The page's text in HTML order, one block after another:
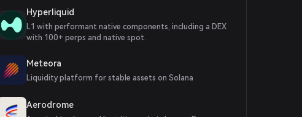
Hyperliquid
L1 with performant native components, including a DEX
with 100+ perps and native spot.
Meteora
Liquidity platform for stable assets on Solana
Aerodrome